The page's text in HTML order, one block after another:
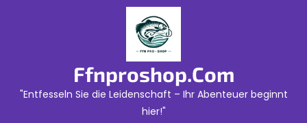
Ffnproshop.com
"Entfesseln Sie die Leidenschaft – Ihr Abenteuer beginnt
hier!"